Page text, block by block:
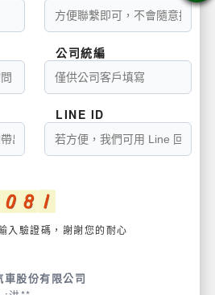
公司統編
LINE ID
入驗證碼，謝謝您的耐心
車股份有限公司